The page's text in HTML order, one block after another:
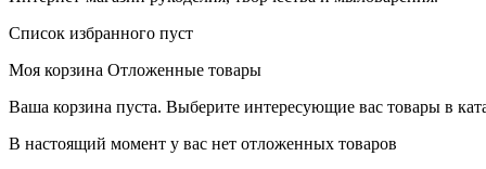
Список избранного пуст
Моя корзина Отложенные товары
Ваша корзина пуста. Выберите интересующие вас товары в
В настоящий момент у вас нет отложенных товаров